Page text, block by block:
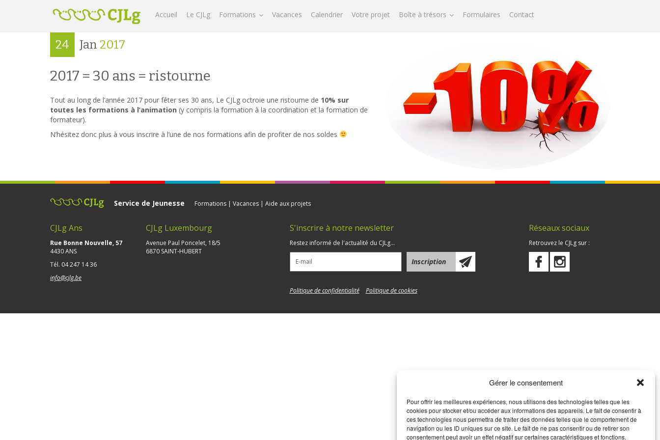
Gérer le consentement
Pour offrir les meilleures expériences, nous utilisons des technologies telles que les
cookies pour stocker et/ou accéder aux informations des appareils. Le fait de consentir à
ces technologies nous permettra de traiter des données telles que le comportement de
navigation ou les ID uniques sur ce site. Le fait de ne pas consentir ou de retirer son
consentement peut avoir un effet négatif sur certaines caractéristiques et fonctions.
Accueil Le CJLg Formations Vacances Calendrier Votre projet Boîte à trésors Formulaires Contact
24 Jan 2017
2017 = 30 ans = ristourne
Tout au long de l’année 2017 pour fêter ses 30 ans, Le CJLg octroie une ristourne de 10% sur
toutes les formations à l’animation (y compris la formation à la coordination et la formation de
formateur).
N’hésitez donc plus à vous inscrire à l’une de nos formations afin de profiter de nos soldes
Service de Jeunesse Formations | Vacances | Aide aux projets
CJLg Ans
Rue Bonne Nouvelle, 57
4430 ANS
Tél. 04 247 14 36
info@cjlg.be
CJLg Luxembourg
Avenue Paul Poncelet, 18/5
6870 SAINT-HUBERT
S'inscrire à notre newsletter
Restez informé de l'actualité du CJLg...
Politique de confidentialité Politique de cookies
Réseaux sociaux
Retrouvez le CJLg sur :